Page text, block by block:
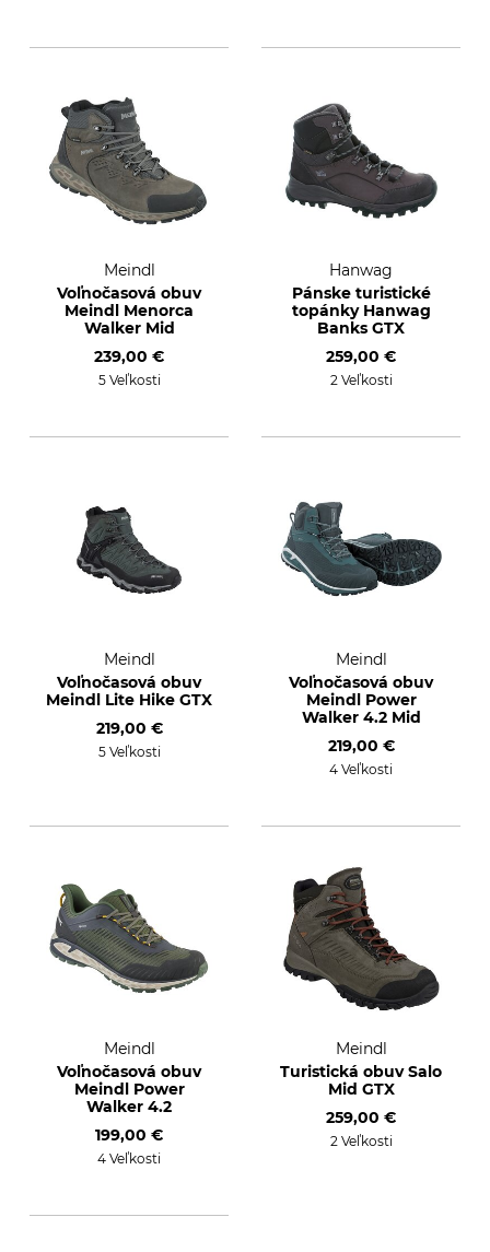
Meindl
Voľnočasová obuv
Meindl Menorca
Walker Mid
239,00 €
5 Veľkosti
Hanwag
Pánske turistické
topánky Hanwag
Banks GTX
259,00 €
2 Veľkosti
Meindl
Voľnočasová obuv
Meindl Lite Hike GTX
219,00 €
5 Veľkosti
Meindl
Voľnočasová obuv
Meindl Power
Walker 4.2 Mid
219,00 €
4 Veľkosti
Meindl
Voľnočasová obuv
Meindl Power
Walker 4.2
199,00 €
4 Veľkosti
Meindl
Turistická obuv Salo
Mid GTX
259,00 €
2 Veľkosti